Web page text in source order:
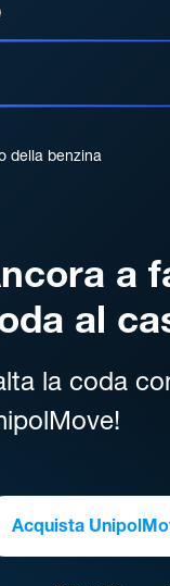
della benzina
a
al
la coda
Acquista